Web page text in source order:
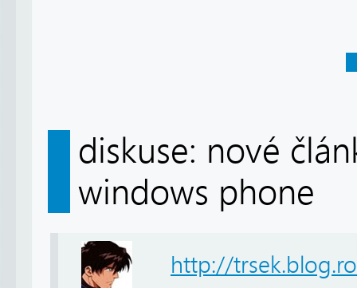
diskuse: nové
windows phone
http://